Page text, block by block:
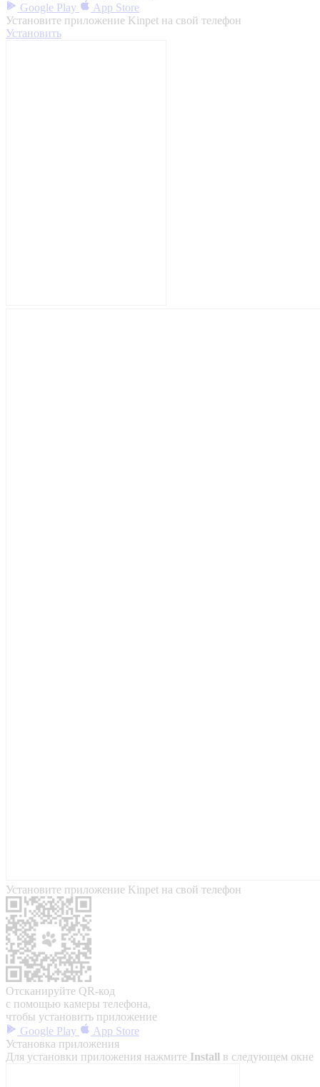
Google Play
App Store
Установите приложение Kinpet на свой телефон
Установить
Установите приложение Kinpet на свой телефон
Отсканируйте QR-код
с помощью камеры телефона,
чтобы установить приложение
Google Play
App Store
Установка приложения
Для установки приложения нажмите Install в следующем окне